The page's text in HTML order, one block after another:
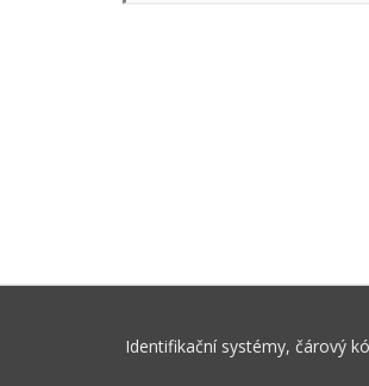
Identifikační systémy, čárový